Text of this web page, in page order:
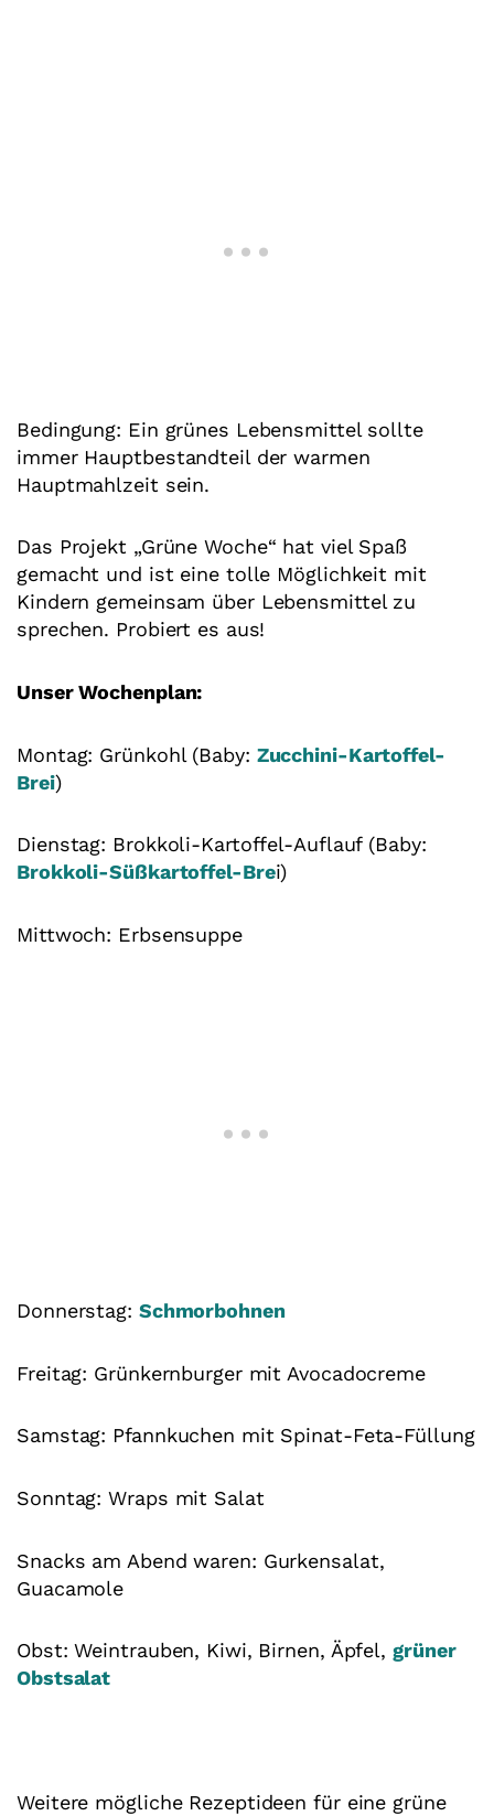
Bedingung: Ein grünes Lebensmittel sollte
immer Hauptbestandteil der warmen
Hauptmahlzeit sein.
Das Projekt „Grüne Woche“ hat viel Spaß
gemacht und ist eine tolle Möglichkeit mit
Kindern gemeinsam über Lebensmittel zu
sprechen. Probiert es aus!
Unser Wochenplan:
Montag: Grünkohl (Baby: Zucchini-Kartoffel-
Brei)
Dienstag: Brokkoli-Kartoffel-Auflauf (Baby:
Brokkoli-Süßkartoffel-Brei)
Mittwoch: Erbsensuppe
Donnerstag: Schmorbohnen
Freitag: Grünkernburger mit Avocadocreme
Samstag: Pfannkuchen mit Spinat-Feta-Füllung
Sonntag: Wraps mit Salat
Snacks am Abend waren: Gurkensalat,
Guacamole
Obst: Weintrauben, Kiwi, Birnen, Äpfel, grüner
Obstsalat
Weitere mögliche Rezeptideen für eine grüne